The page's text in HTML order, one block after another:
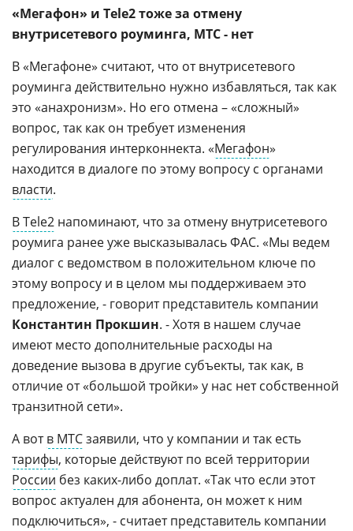
«Мегафон» и Tele2 тоже за отмену
внутрисетевого роуминга, МТС - нет
В «Мегафоне» считают, что от внутрисетевого
роуминга действительно нужно избавляться, так как
это «анахронизм». Но его отмена – «сложный»
вопрос, так как он требует изменения
регулирования интерконнекта. «Мегафон»
находится в диалоге по этому вопросу с органами
власти.
В Tele2 напоминают, что за отмену внутрисетевого
роумига ранее уже высказывалась ФАС. «Мы ведем
диалог с ведомством в положительном ключе по
этому вопросу и в целом мы поддерживаем это
предложение, - говорит представитель компании
Константин Прокшин. - Хотя в нашем случае
имеют место дополнительные расходы на
доведение вызова в другие субъекты, так как, в
отличие от «большой тройки» у нас нет собственной
транзитной сети».
А вотв МТСзаявили, что у компании и так есть
тарифы, которые действуют по всей территории
России без каких-либо доплат. «Так что если этот
вопрос актуален для абонента, он может к ним
подключиться», - считает представитель компании